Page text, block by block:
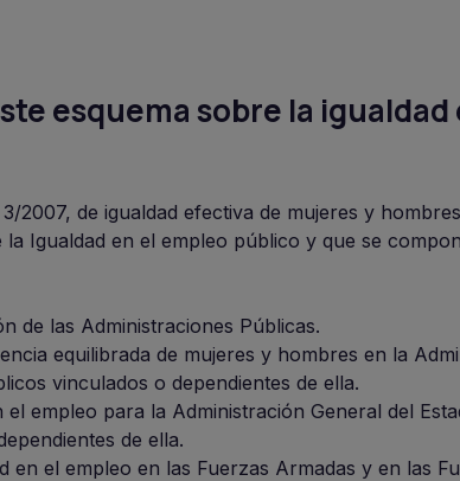
esquema sobre la igualdad
2007, de igualdad efectiva de mujeres y
Igualdad en el empleo público y que se
de las Administraciones Públicas.
equilibrada de mujeres y hombres en la
vinculados o dependientes de ella.
el empleo para la Administración General del
de ella.
en el empleo en las Fuerzas Armadas y en las